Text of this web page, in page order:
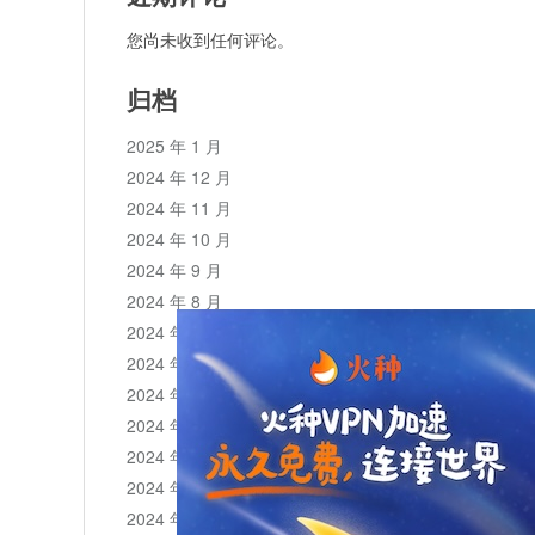
您尚未收到任何评论。
归档
2025 年 1 月
2024 年 12 月
2024 年 11 月
2024 年 10 月
2024 年 9 月
2024 年 8 月
2024 年 7 月
2024 年 6 月
2024 年 5 月
2024 年 4 月
2024 年 3 月
2024 年 2 月
2024 年 1 月